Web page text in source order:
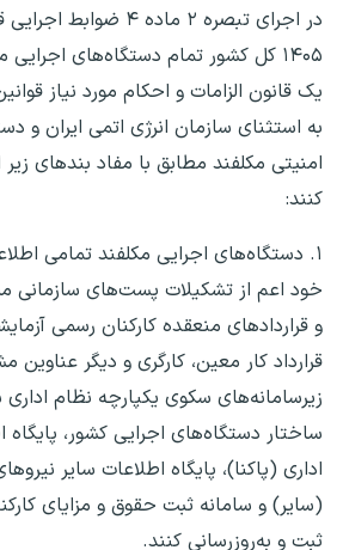
در اجرای تبصره ۲ ماده ۴
یک قانون الزامات و احکام مورد نیاز
به استثنای سازمان انرژی اتمی ایران و
امنیتی مکلفند مطابق با مفاد بندهای
کنند:
۱. دستگاه‌های اجرایی مکلفند تمامی
خود اعم از تشکیلات پست‌های سازمانی
و قراردادهای منعقده کارکنان رسمی
قرارداد کار معین، کارگری و دیگر
زیرسامانه‌های سکوی یکپارچه نظام
ساختار دستگاه‌های اجرایی کشور، پایگاه
اداری (پاکنا)، پایگاه اطلاعات سایر
(سایر) و سامانه ثبت حقوق و مزایای
ثبت و به‌روزرسانی کنند.